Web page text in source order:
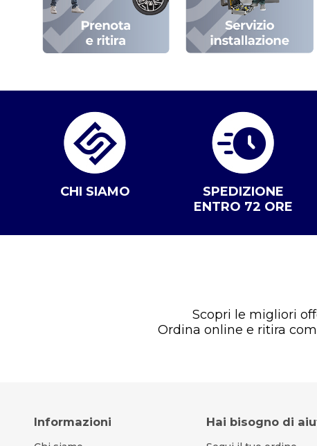
CHI SIAMO
SPEDIZIONE
ENTRO 72 ORE
Scopri le migliori
Ordina online e ritira
Informazioni Hai bisogno di